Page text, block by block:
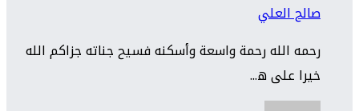
صالح العلي
رحمه الله رحمة واسعة وأسكنه فسيح جناته جزاكم الله
خيرا على ه...